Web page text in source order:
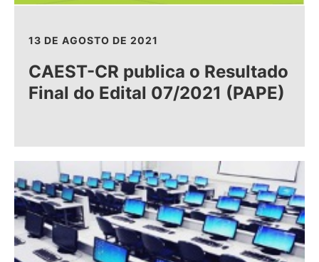
13 DE AGOSTO DE 2021
CAEST-CR publica o Resultado
Final do Edital 07/2021 (PAPE)